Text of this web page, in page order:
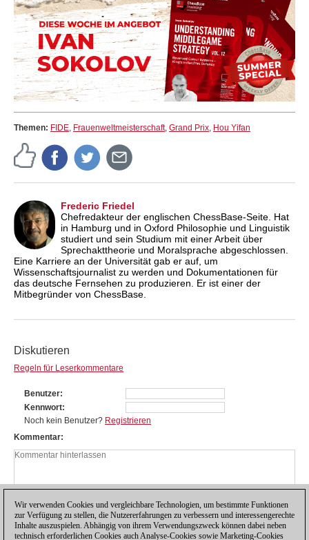
Themen: FIDE, Frauenweltmeisterschaft, Grand Prix, Hou Yifan
Frederic Friedel
Chefredakteur der englischen ChessBase-Seite. Hat
in Hamburg und in Oxford Philosophie und Linguistik
studiert und sein Studium mit einer Arbeit über
Sprechakttheorie und Moralsprache abgeschlossen.
Eine Karriere an der Universität gab er auf, um
Wissenschaftsjournalist zu werden und Dokumentationen für
das deutsche Fernsehen zu produzieren. Er ist einer der
Mitbegründer von ChessBase.
Diskutieren
Regeln für Leserkommentare
Benutzer
Kennwort
Noch kein Benutzer? Registrieren
Kommentar
Wir verwenden Cookies und vergleichbare Technologien, um bestimmte Funktionen
zur Verfügung zu stellen, die Nutzererfahrungen zu verbessern und interessengerechte
Inhalte auszuspielen. Abhängig von ihrem Verwendungszweck können dabei neben
technisch erforderlichen Cookies auch Analyse-Cookies sowie Marketing-Cookies